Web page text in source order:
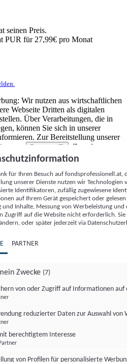
seinen Preis.
PUR für 27,99€ pro Monat
Wir nutzen aus wirtschaftlichen
Webseite Dritten als digitalen
Über Verarbeitungen, die in
können Sie sich in unserer
Zur Bereitstellung unserer
von
Partnern (5)
. Zwecke:
Messung von Werbeleistung
sowie Zielgruppenforschung.
Online-Kennungen (z. B. login-
Kennungen,
zusammen mit anderen
und Browserinformationen,
Technologien usw.) auf
von dort ausgelesen werden, um es
es eine App oder einer Webseite
oder mehrere der hier aufgeführten
für Ihren Besuch auf
unserer Dienste nutzen wir Technologien
Identifikatoren, zufällig zugewiesene
auf Ihrem Gerät gespeichert oder
und Inhalte, Messung von Werbeleistung
Zugriff auf die Website nicht erforderlich.
oder später jederzeit via
PARTNER
Zwecke (7)
von oder Zugriff auf Informationen auf
reduzierter Daten zur Auswahl von
berechtigtem Interesse
von Profilen für personalisierte